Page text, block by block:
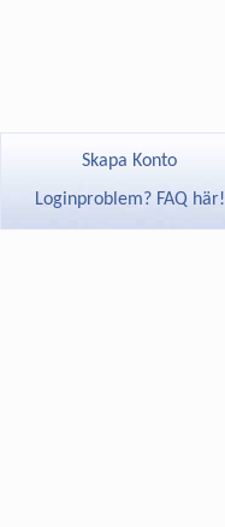
Skapa Konto
Loginproblem? FAQ här!